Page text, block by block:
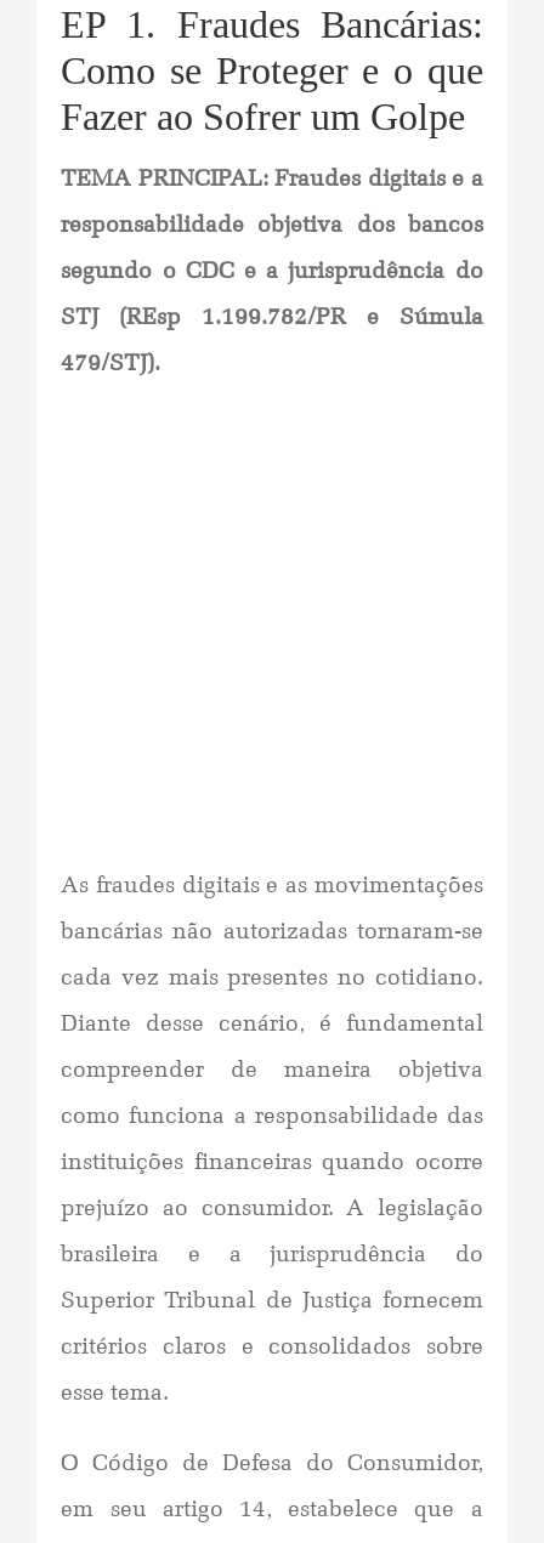
EP 1. Fraudes Bancárias:
Como se Proteger e o que
Fazer ao Sofrer um Golpe
TEMA PRINCIPAL: Fraudes digitais e a
responsabilidade objetiva dos bancos
segundo o CDC e a jurisprudência do
STJ (REsp 1.199.782/PR e Súmula
479/STJ).
As fraudes digitais e as movimentações
bancárias não autorizadas tornaram-se
cada vez mais presentes no cotidiano.
Diante desse cenário, é fundamental
compreender de maneira objetiva
como funciona a responsabilidade das
instituições financeiras quando ocorre
prejuízo ao consumidor. A legislação
brasileira e a jurisprudência do
Superior Tribunal de Justiça fornecem
critérios claros e consolidados sobre
esse tema.
O Código de Defesa do Consumidor,
em seu artigo 14, estabelece que a